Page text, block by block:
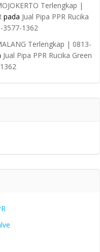
Terlengkap |
pada Jual Pipa PPR Rucika
3577-1362
Terlengkap | 0813-
Jual Pipa PPR Rucika Green